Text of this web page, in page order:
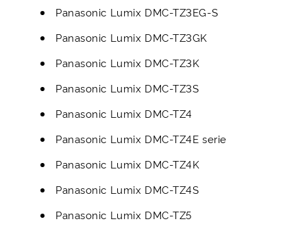
Panasonic Lumix DMC-TZ3EG-S
Panasonic Lumix DMC-TZ3GK
Panasonic Lumix DMC-TZ3K
Panasonic Lumix DMC-TZ3S
Panasonic Lumix DMC-TZ4
Panasonic Lumix DMC-TZ4E serie
Panasonic Lumix DMC-TZ4K
Panasonic Lumix DMC-TZ4S
Panasonic Lumix DMC-TZ5